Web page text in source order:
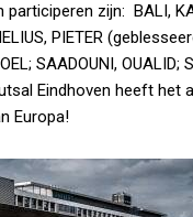
zijn: BALI,
PIETER
SAADOUNI,
Eindhoven heeft
Europa!